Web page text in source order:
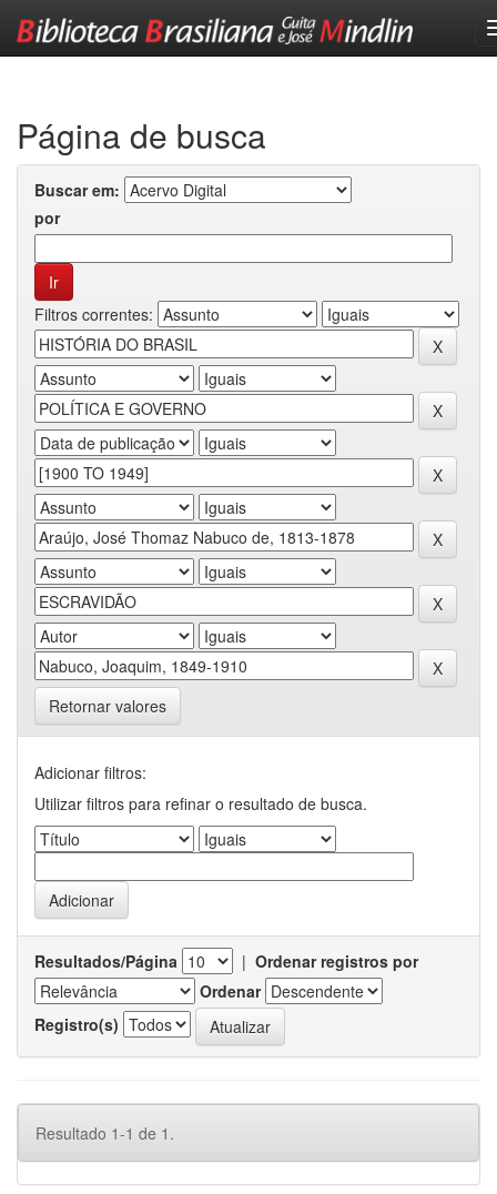
Página de busca
Buscar em:
por
Filtros correntes:
Retornar valores
Adicionar filtros:
Utilizar filtros para refinar o resultado de busca.
Resultados/Página | Ordenar registros por
Ordenar
Registro(s)
Resultado 1-1 de 1.